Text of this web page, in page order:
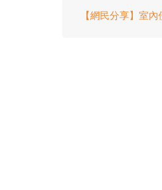
【網民分享】室